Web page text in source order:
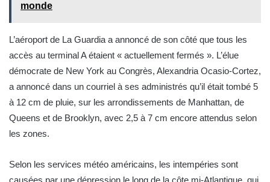
monde
L’aéroport de La Guardia a annoncé de son côté que tous les
accès au terminal A étaient « actuellement fermés ». L’élue
démocrate de New York au Congrès, Alexandria Ocasio-Cortez,
a annoncé dans un courriel à ses administrés qu’il était tombé 5
à 12 cm de pluie, sur les arrondissements de Manhattan, de
Queens et de Brooklyn, avec 2,5 à 7 cm encore attendus selon
les zones.
Selon les services météo américains, les intempéries sont